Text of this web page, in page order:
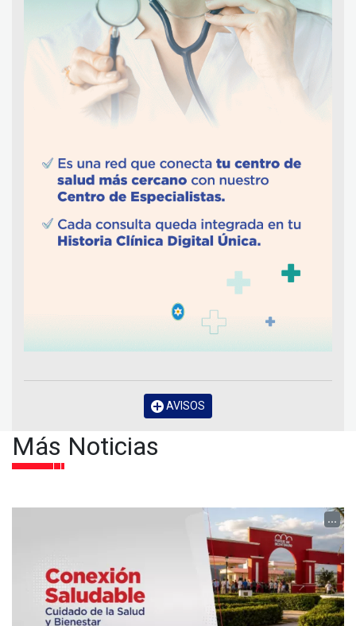
AVISOS
Más Noticias
...